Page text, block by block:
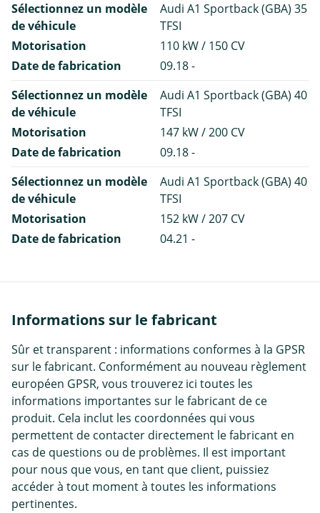
Sélectionnez un modèle
de véhicule
Audi A1 Sportback (GBA) 35
TFSI
Motorisation
110 kW / 150 CV
Date de fabrication
09.18 -
Sélectionnez un modèle
de véhicule
Audi A1 Sportback (GBA) 40
TFSI
Motorisation
147 kW / 200 CV
Date de fabrication
09.18 -
Sélectionnez un modèle
de véhicule
Audi A1 Sportback (GBA) 40
TFSI
Motorisation
152 kW / 207 CV
Date de fabrication
04.21 -
Informations sur le fabricant
Sûr et transparent : informations conformes à la GPSR
sur le fabricant. Conformément au nouveau règlement
européen GPSR, vous trouverez ici toutes les
informations importantes sur le fabricant de ce
produit. Cela inclut les coordonnées qui vous
permettent de contacter directement le fabricant en
cas de questions ou de problèmes. Il est important
pour nous que vous, en tant que client, puissiez
accéder à tout moment à toutes les informations
pertinentes.